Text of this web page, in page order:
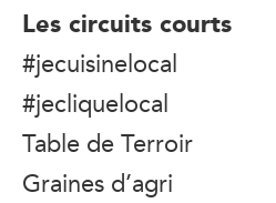
Les circuits courts
#jecuisinelocal
#jecliquelocal
Table de Terroir
Graines d’agri